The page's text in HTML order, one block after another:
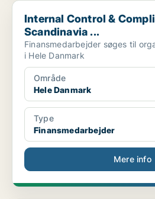
Internal Control & Compliance
Internal Control &
Scandinavia ...
Finansmedarbejder søges til
i Hele Danmark
Område
Hele Danmark
Type
Finansmedarbejder
Mere info